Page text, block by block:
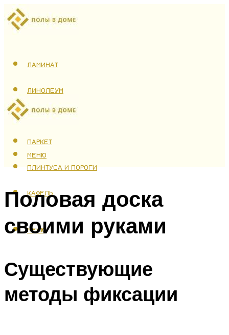
ЛАМИНАТ
ЛИНОЛЕУМ
ТЕПЛЫЙ ПОЛ
ПАРКЕТ
ПЛИНТУСА И ПОРОГИ
КАФЕЛЬ
МЕНЮ
МЕНЮ
Половая доска
своими руками
Существующие
методы фиксации